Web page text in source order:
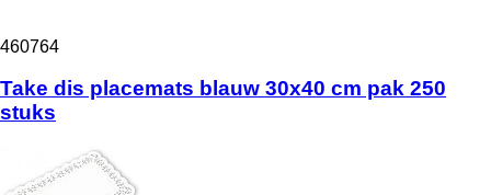
460764
Take dis placemats blauw 30x40 cm pak 250
stuks